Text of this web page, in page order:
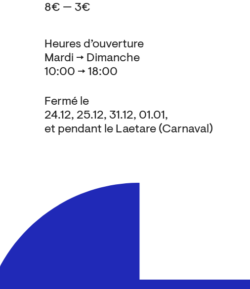
Heures d’ouverture
Mardi → Dimanche
10:00 → 18:00
Fermé le
24.12, 25.12, 31.12, 01.01,
et pendant le Laetare (Carnaval)
8€ — 3€